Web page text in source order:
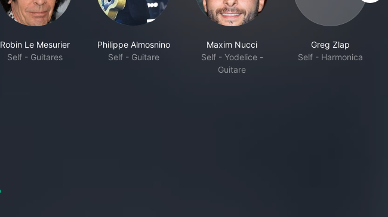
Robin Le Mesurier
Self - Guitares
Philippe Almosnino
Self - Guitare
Maxim Nucci
Self - Yodelice -
Guitare
Greg Zlap
Self - Harmonica